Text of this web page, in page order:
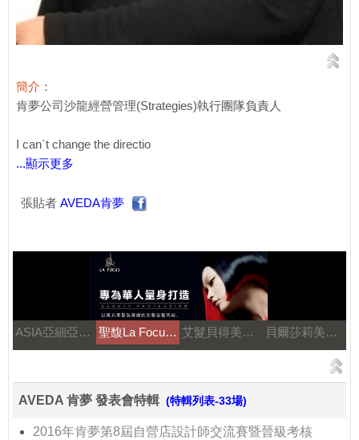
簡介 ：
肯夢公司沙龍經營管理(Strategies)執行團隊負責人
I can`t change the directio
...顯示更多
張貼者 AVEDA肯夢
ASIA亞細亞溫塑機.. 聖馥La Focus.. 艾髮貝得美髮系列.. 貝爾莎莉美髮美容補習..
AVEDA 肯夢 發表會特輯 (特輯列表-33場)
2016年肯夢第8屆自營店設計師交流賽暨晉級考核